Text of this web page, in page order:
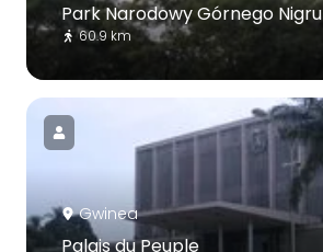
Park Narodowy Górnego Nigru
60.9 km
Gwinea
Palais du Peuple